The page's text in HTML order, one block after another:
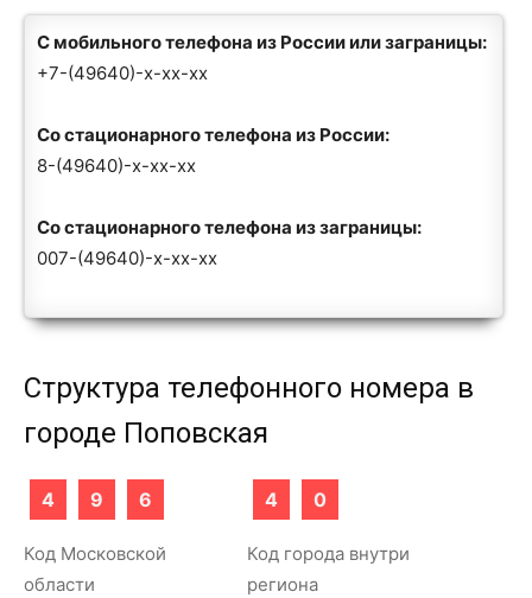
С мобильного телефона из России или заграницы:
+7-(49640)-x-xx-xx
Со стационарного телефона из России:
8-(49640)-x-xx-xx
Со стационарного телефона из заграницы:
007-(49640)-x-xx-xx
Структура телефонного номера в
городе Поповская
4 9 6
Код Московской
области
4 0
Код города внутри
региона